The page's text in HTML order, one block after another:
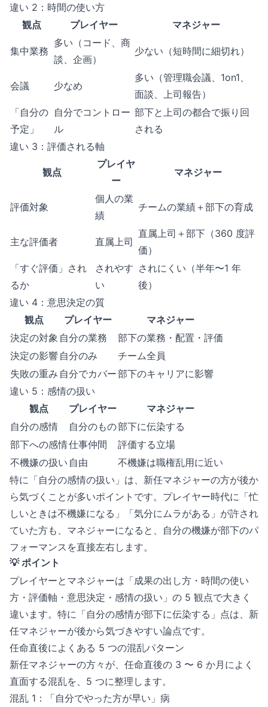
違い 2：時間の使い方
観点
プレイヤー マネジャー
集中業務
多い（コード、商
談、企画）
少ない（短時間に細切れ）
会議 少なめ
多い（管理職会議、1on1、
面談、上司報告）
「自分の
予定」
自分でコントロー
ル
部下と上司の都合で振り回
される
違い 3：評価される軸
観点
プレイヤ
ー
マネジャー
評価対象
個人の業
績
チームの業績＋部下の育成
主な評価者 直属上司
直属上司＋部下（360 度評
価）
「すぐ評価」され
るか
されやす
い
されにくい（半年〜1 年
後）
違い 4：意思決定の質
観点
プレイヤー
マネジャー
決定の対象 自分の業務
部下の業務・配置・評価
決定の影響 自分のみ
チーム全員
失敗の重み 自分でカバー部下のキャリアに影響
違い 5：感情の扱い
観点
プレイヤー
マネジャー
自分の感情
自分のもの部下に伝染する
部下への感情仕事仲間
評価する立場
不機嫌の扱い 自由
不機嫌は職権乱用に近い
特に「自分の感情の扱い」は、新任マネジャーの方が後か
ら気づくことが多いポイントです。プレイヤー時代に「忙
しいときは不機嫌になる」「気分にムラがある」が許され
ていた方も、マネジャーになると、自分の機嫌が部下のパ
フォーマンスを直接左右します。
💡 ポイント
プレイヤーとマネジャーは「成果の出し方・時間の使い
方・評価軸・意思決定・感情の扱い」の 5 観点で大きく
違います。特に「自分の感情が部下に伝染する」点は、新
任マネジャーが後から気づきやすい論点です。
任命直後によくある 5 つの混乱パターン
新任マネジャーの方々が、任命直後の 3 〜 6 か月によく
直面する混乱を、5 つに整理します。
混乱 1：「自分でやった方が早い」病